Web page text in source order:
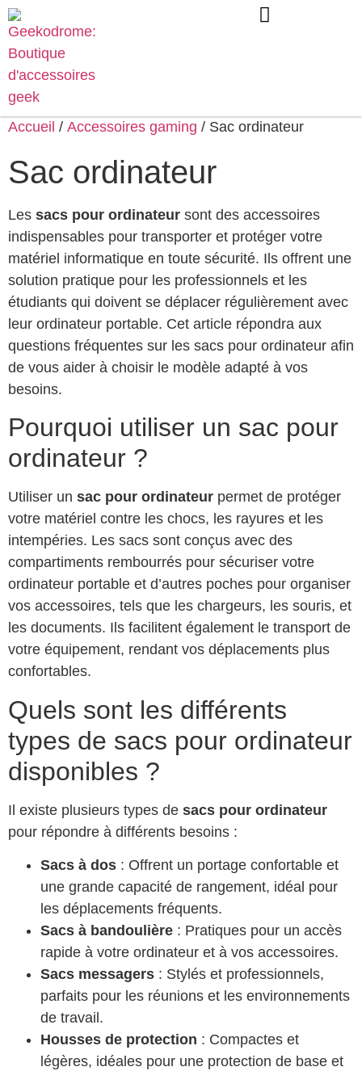
Accueil / Accessoires gaming / Sac ordinateur
Sac ordinateur
Les sacs pour ordinateur sont des accessoires
indispensables pour transporter et protéger votre
matériel informatique en toute sécurité. Ils offrent une
solution pratique pour les professionnels et les
étudiants qui doivent se déplacer régulièrement avec
leur ordinateur portable. Cet article répondra aux
questions fréquentes sur les sacs pour ordinateur afin
de vous aider à choisir le modèle adapté à vos
besoins.
Pourquoi utiliser un sac pour
ordinateur ?
Utiliser un sac pour ordinateur permet de protéger
votre matériel contre les chocs, les rayures et les
intempéries. Les sacs sont conçus avec des
compartiments rembourrés pour sécuriser votre
ordinateur portable et d’autres poches pour organiser
vos accessoires, tels que les chargeurs, les souris, et
les documents. Ils facilitent également le transport de
votre équipement, rendant vos déplacements plus
confortables.
Quels sont les différents
types de sacs pour ordinateur
disponibles ?
Il existe plusieurs types de sacs pour ordinateur
pour répondre à différents besoins :
Sacs à dos : Offrent un portage confortable et
une grande capacité de rangement, idéal pour
les déplacements fréquents.
Sacs à bandoulière : Pratiques pour un accès
rapide à votre ordinateur et à vos accessoires.
Sacs messagers : Stylés et professionnels,
parfaits pour les réunions et les environnements
de travail.
Housses de protection : Compactes et
légères, idéales pour une protection de base et